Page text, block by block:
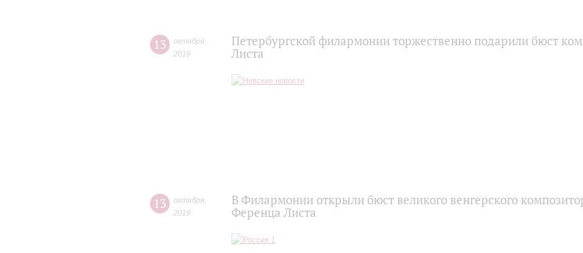
13 октября
2019
Петербургской филармонии торжественно подарили бюст
Листа
13 октября
2019
В Филармонии открыли бюст великого венгерского
Ференца Листа